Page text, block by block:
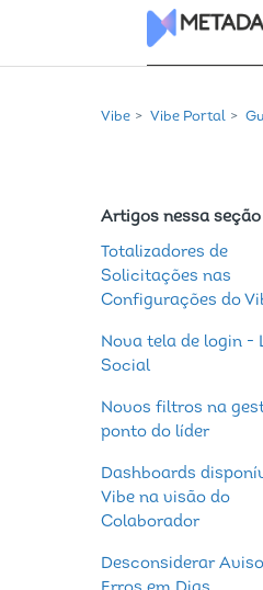
Vibe Vibe Portal
Artigos nessa seção
Totalizadores de
Solicitações nas
Configurações do
Nova tela de login -
Social
Novos filtros na
ponto do líder
Dashboards
Vibe na visão do
Colaborador
Desconsiderar